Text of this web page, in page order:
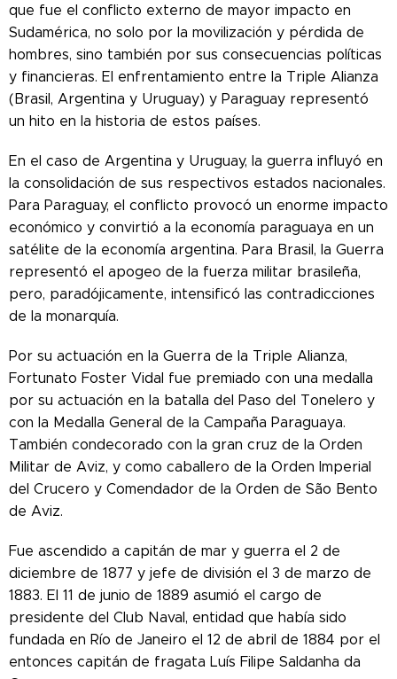
que fue el conflicto externo de mayor impacto en
Sudamérica, no solo por la movilización y pérdida de
hombres, sino también por sus consecuencias políticas
y financieras. El enfrentamiento entre la Triple Alianza
(Brasil, Argentina y Uruguay) y Paraguay representó
un hito en la historia de estos países.
En el caso de Argentina y Uruguay, la guerra influyó en
la consolidación de sus respectivos estados nacionales.
Para Paraguay, el conflicto provocó un enorme impacto
económico y convirtió a la economía paraguaya en un
satélite de la economía argentina. Para Brasil, la Guerra
representó el apogeo de la fuerza militar brasileña,
pero, paradójicamente, intensificó las contradicciones
de la monarquía.
Por su actuación en la Guerra de la Triple Alianza,
Fortunato Foster Vidal fue premiado con una medalla
por su actuación en la batalla del Paso del Tonelero y
con la Medalla General de la Campaña Paraguaya.
También condecorado con la gran cruz de la Orden
Militar de Aviz, y como caballero de la Orden Imperial
del Crucero y Comendador de la Orden de São Bento
de Aviz.
Fue ascendido a capitán de mar y guerra el 2 de
diciembre de 1877 y jefe de división el 3 de marzo de
1883. El 11 de junio de 1889 asumió el cargo de
presidente del Club Naval, entidad que había sido
fundada en Río de Janeiro el 12 de abril de 1884 por el
entonces capitán de fragata Luís Filipe Saldanha da